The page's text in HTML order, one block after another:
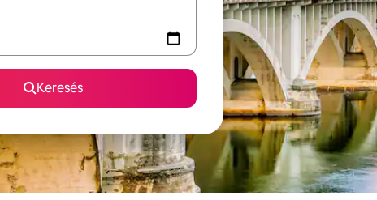
Keresés